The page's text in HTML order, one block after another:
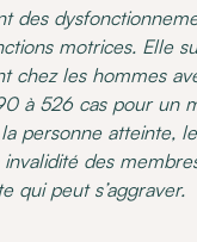
des
motrices. Elle
chez les hommes
à 526 cas pour un
personne atteinte,
des
qui peut s’aggraver.